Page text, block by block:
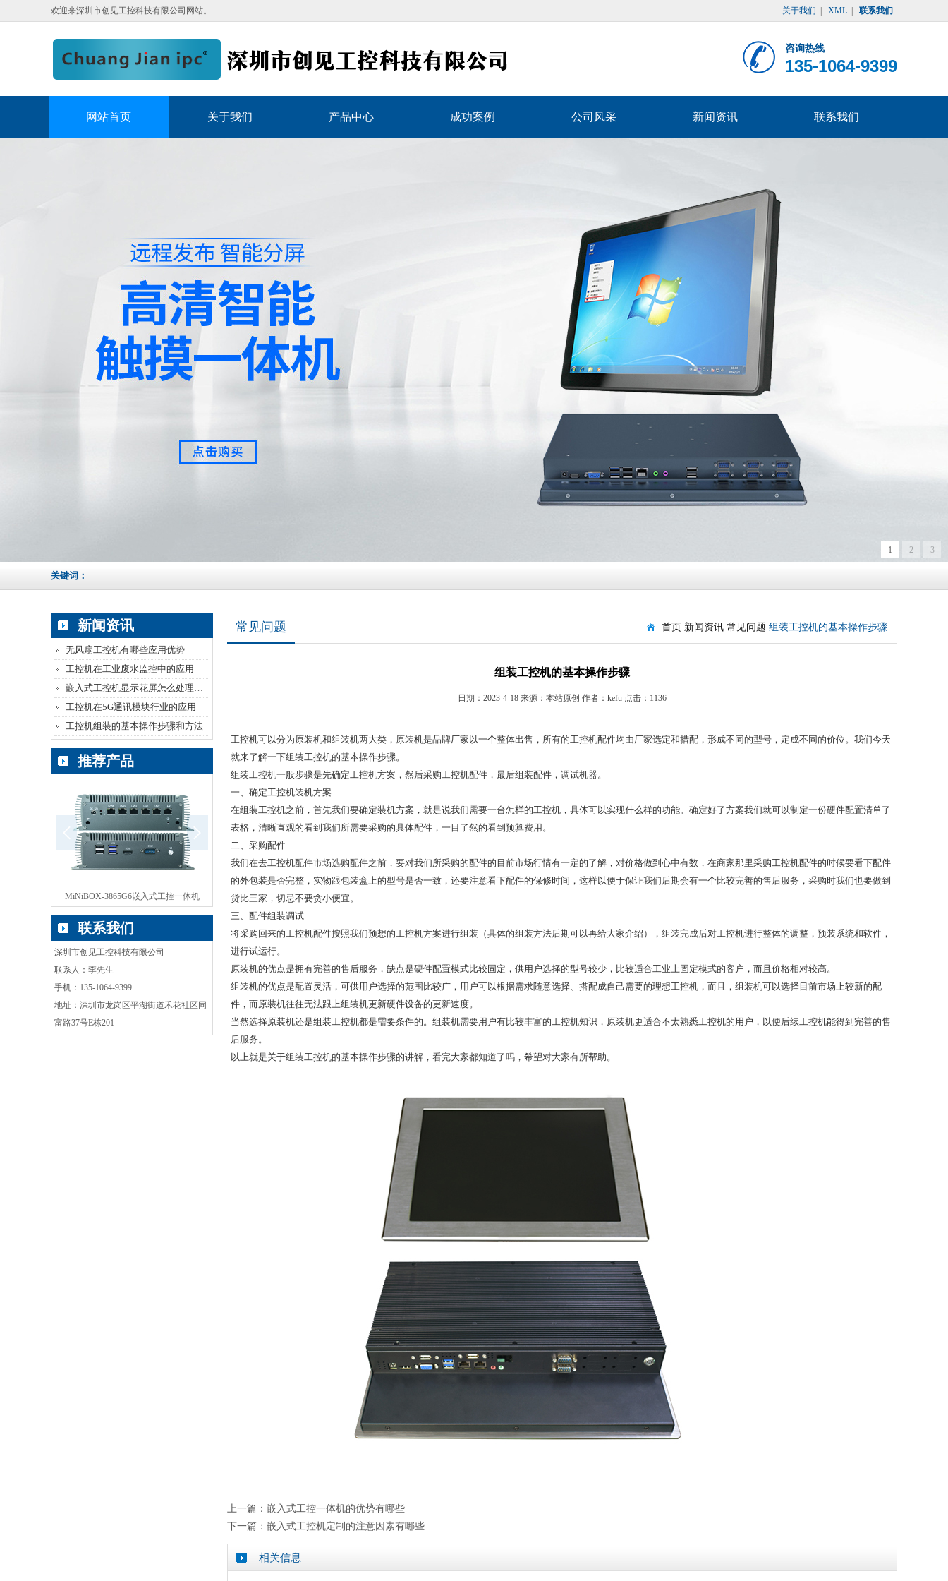
欢迎来深圳市创见工控科技有限公司网站。 关于我们 XML 联系我们
咨询热线
135-1064-9399
网站首页 关于我们 产品中心 成功案例 公司风采 新闻资讯 联系我们
1 2 3
关键词：
新闻资讯
无风扇工控机有哪些应用优势
工控机在工业废水监控中的应用
嵌入式工控机显示花屏怎么处理呢？
工控机在5G通讯模块行业的应用
工控机组装的基本操作步骤和方法
推荐产品
ebox无风扇工控机 BOX-HM86无风扇工业计算机
联系我们
深圳市创见工控科技有限公司
联系人：李先生
手机：135-1064-9399
地址：深圳市龙岗区平湖街道禾花社区同
富路37号E栋201
常见问题 首页 新闻资讯 常见问题 组装工控机的基本操作步骤
组装工控机的基本操作步骤
日期：2023-4-18 来源：本站原创 作者：kefu 点击：1136
工控机可以分为原装机和组装机两大类，原装机是品牌厂家以一个整体出售，所有的工控机配件均由厂家选定和措配，形成不同的型号，定成不同的价位。我们今天
就来了解一下组装工控机的基本操作步骤。
组装工控机一般步骤是先确定工控机方案，然后采购工控机配件，最后组装配件，调试机器。
一、确定工控机装机方案
在组装工控机之前，首先我们要确定装机方案，就是说我们需要一台怎样的工控机，具体可以实现什么样的功能。确定好了方案我们就可以制定一份硬件配置清单了
表格，清晰直观的看到我们所需要采购的具体配件，一目了然的看到预算费用。
二、采购配件
我们在去工控机配件市场选购配件之前，要对我们所采购的配件的目前市场行情有一定的了解，对价格做到心中有数，在商家那里采购工控机配件的时候要看下配件
的外包装是否完整，实物跟包装盒上的型号是否一致，还要注意看下配件的保修时间，这样以便于保证我们后期会有一个比较完善的售后服务，采购时我们也要做到
货比三家，切忌不要贪小便宜。
三、配件组装调试
将采购回来的工控机配件按照我们预想的工控机方案进行组装（具体的组装方法后期可以再给大家介绍），组装完成后对工控机进行整体的调整，预装系统和软件，
进行试运行。
原装机的优点是拥有完善的售后服务，缺点是硬件配置模式比较固定，供用户选择的型号较少，比较适合工业上固定模式的客户，而且价格相对较高。
组装机的优点是配置灵活，可供用户选择的范围比较广，用户可以根据需求随意选择、搭配成自己需要的理想工控机，而且，组装机可以选择目前市场上较新的配
件，而原装机往往无法跟上组装机更新硬件设备的更新速度。
当然选择原装机还是组装工控机都是需要条件的。组装机需要用户有比较丰富的工控机知识，原装机更适合不太熟悉工控机的用户，以便后续工控机能得到完善的售
后服务。
以上就是关于组装工控机的基本操作步骤的讲解，看完大家都知道了吗，希望对大家有所帮助。
上一篇： 嵌入式工控一体机的优势有哪些
下一篇： 嵌入式工控机定制的注意因素有哪些
相关信息